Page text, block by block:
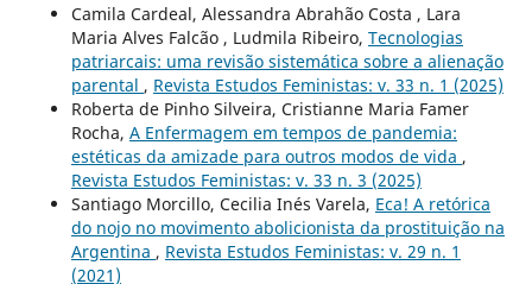
Camila Cardeal, Alessandra Abrahão Costa , Lara
Maria Alves Falcão , Ludmila Ribeiro, Tecnologias
patriarcais: uma revisão sistemática sobre a alienação
parental , Revista Estudos Feministas: v. 33 n. 1 (2025)
Roberta de Pinho Silveira, Cristianne Maria Famer
Rocha, A Enfermagem em tempos de pandemia:
estéticas da amizade para outros modos de vida ,
Revista Estudos Feministas: v. 33 n. 3 (2025)
Santiago Morcillo, Cecilia Inés Varela, Eca! A retórica
do nojo no movimento abolicionista da prostituição na
Argentina , Revista Estudos Feministas: v. 29 n. 1
(2021)